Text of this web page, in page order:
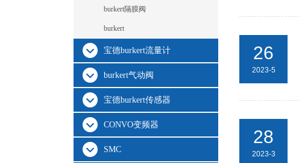
burkert隔膜阀
burkert
宝德burkert流量计
burkert气动阀
宝德burkert传感器
CONVO变频器
SMC
26
2023-5
28
2023-3